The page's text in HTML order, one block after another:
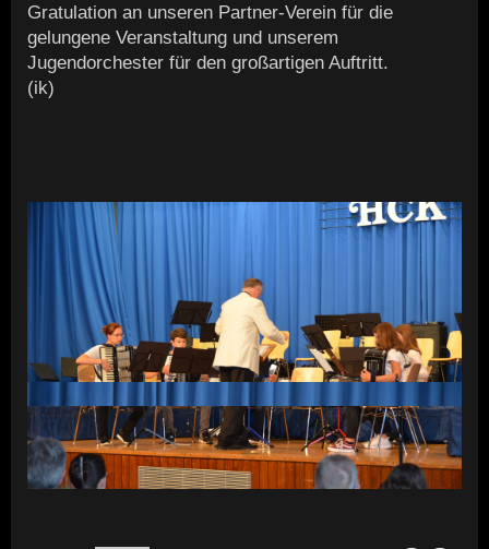
Gratulation an unseren Partner-Verein für die
gelungene Veranstaltung und unserem
Jugendorchester für den großartigen Auftritt.
(ik)